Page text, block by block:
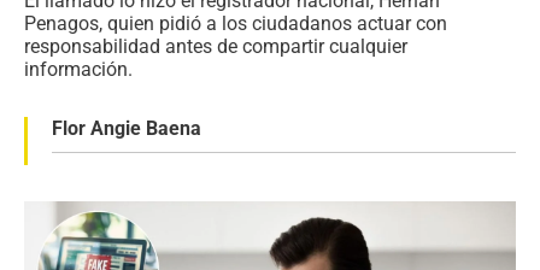
Penagos, quien pidió a los ciudadanos actuar con
responsabilidad antes de compartir cualquier
información.
Flor Angie Baena